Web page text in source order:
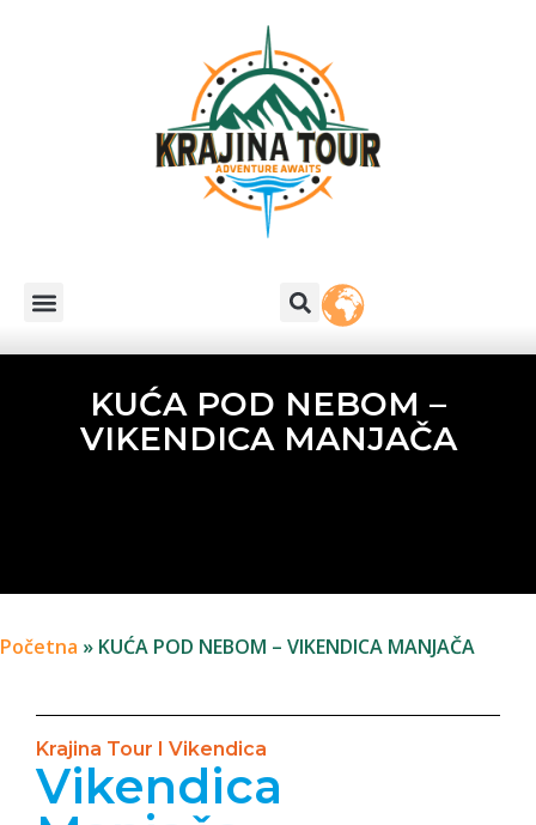
KUĆA POD NEBOM –
VIKENDICA MANJAČA
Početna » KUĆA POD NEBOM – VIKENDICA MANJAČA
Krajina Tour I Vikendica
Vikendica